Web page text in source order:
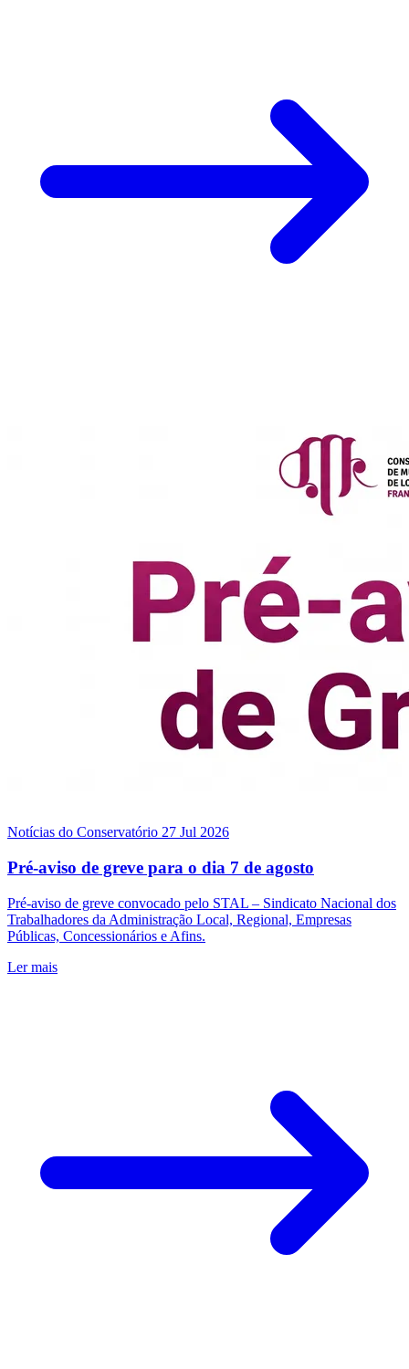
Notícias do Conservatório 27 Jul 2026
Pré-aviso de greve para o dia 7 de agosto
Pré-aviso de greve convocado pelo STAL – Sindicato Nacional dos
Trabalhadores da Administração Local, Regional, Empresas
Públicas, Concessionários e Afins.
Ler mais